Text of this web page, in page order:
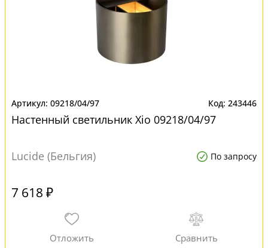
09218/04/97 243446
Настенный светильник Xio 09218/04/97
Lucide (Бельгия) По запросу
7 618 ₽